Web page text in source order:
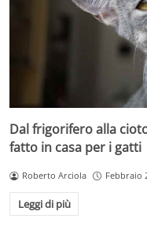
Dal frigorifero alla
fatto in casa per i gatti
Roberto Arciola Febbraio
Leggi di più